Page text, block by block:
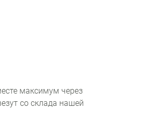
максимум через
со склада нашей